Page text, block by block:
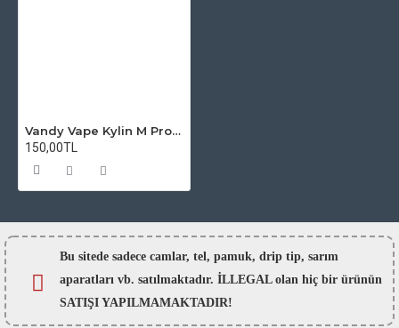
Vandy Vape Kylin M Pro Atomizer Camı
150,00TL
Bu sitede sadece camlar, tel, pamuk, drip tip, sarım
aparatları vb. satılmaktadır. İLLEGAL olan hiç bir ürünün
SATIŞI YAPILMAMAKTADIR!